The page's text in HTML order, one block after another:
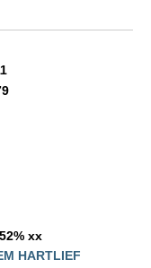
xx
HARTLIEF